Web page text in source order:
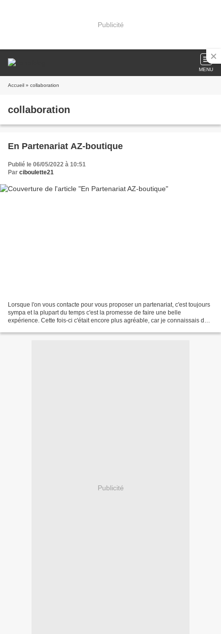
Publicité
MENU
Accueil » collaboration
collaboration
En Partenariat AZ-boutique
Publié le 06/05/2022 à 10:51
Par ciboulette21
Lorsque l'on vous contacte pour vous proposer un partenariat, c'est toujours
sympa et la plupart du temps c'est la promesse de faire une belle
expérience. Cette fois-ci c'était encore plus agréable, car je connaissais déjà
Publicité